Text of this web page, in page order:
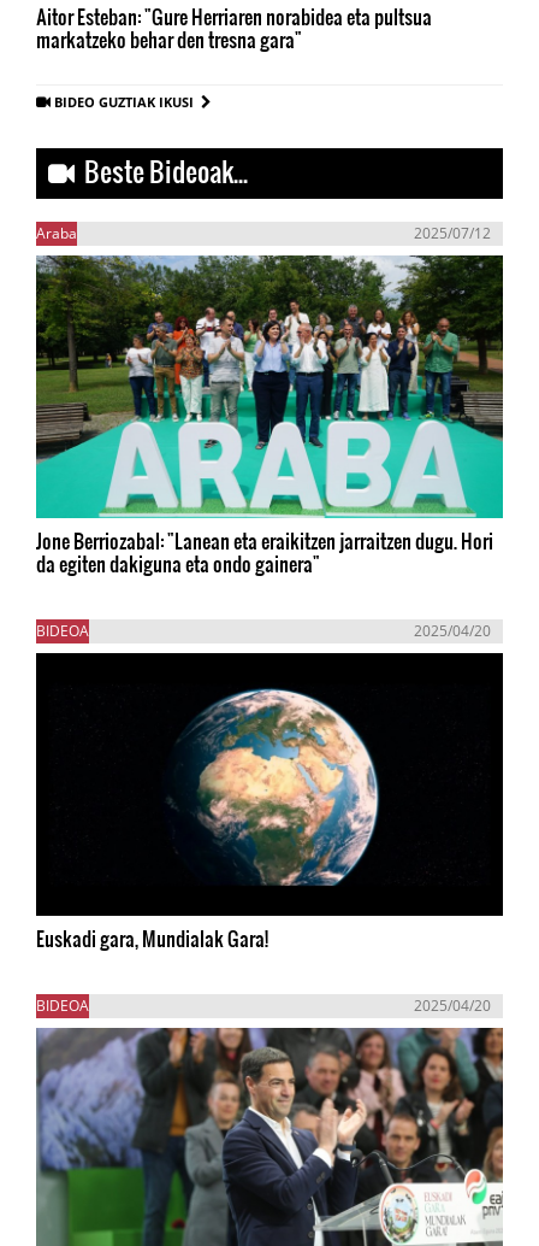
Aitor Esteban: "Gure Herriaren norabidea eta pultsua
markatzeko behar den tresna gara"
BIDEO GUZTIAK IKUSI
Beste Bideoak...
Araba 2025/07/12
Jone Berriozabal: "Lanean eta eraikitzen jarraitzen dugu. Hori
da egiten dakiguna eta ondo gainera"
BIDEOA 2025/04/20
Euskadi gara, Mundialak Gara!
BIDEOA 2025/04/20